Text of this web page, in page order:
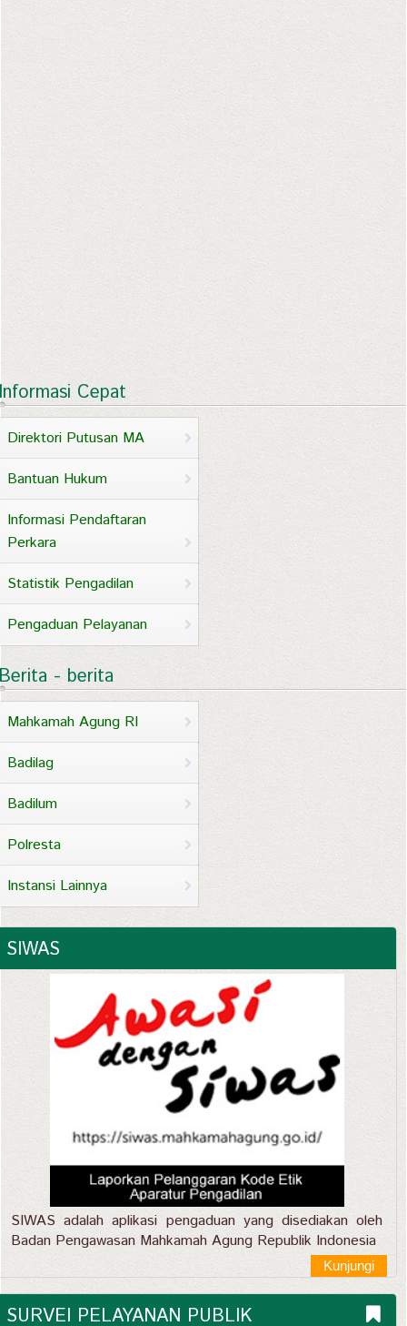
Cepat
Direktori Putusan MA
Bantuan Hukum
Informasi Pendaftaran
Perkara
Statistik Pengadilan
Pengaduan Pelayanan
- berita
Mahkamah Agung RI
Badilag
Badilum
Polresta
Instansi Lainnya
SIWAS
SIWAS adalah aplikasi pengaduan yang disediakan oleh
Badan Pengawasan Mahkamah Agung Republik Indonesia
Kunjungi
SURVEI PELAYANAN PUBLIK